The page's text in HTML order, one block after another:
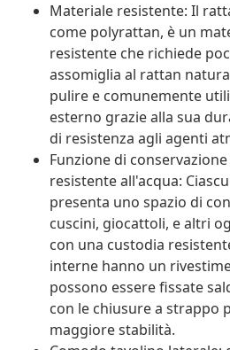
Materiale resistente: Il
come polyrattan, è un
resistente che richiede
assomiglia al rattan
pulire e comunemente
esterno grazie alla sua
di resistenza agli agenti
Funzione di
resistente all'acqua:
presenta uno spazio di
cuscini, giocattoli, e altri
con una custodia
interne hanno un
possono essere fissate
con le chiusure a strappo
maggiore stabilità.